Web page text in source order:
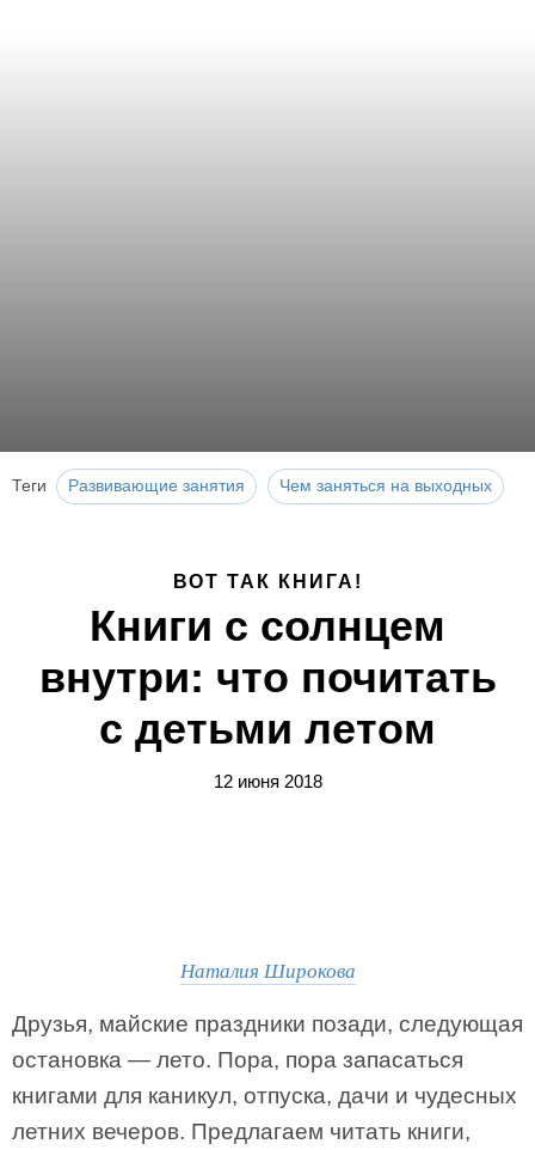
Теги Развивающие занятия Чем заняться на выходных
ВОТ ТАК КНИГА!
Книги с солнцем
внутри: что почитать
с детьми летом
12 июня 2018
Наталия Широкова
Друзья, майские праздники позади, следующая
остановка — лето. Пора, пора запасаться
книгами для каникул, отпуска, дачи и чудесных
летних вечеров. Предлагаем читать книги,